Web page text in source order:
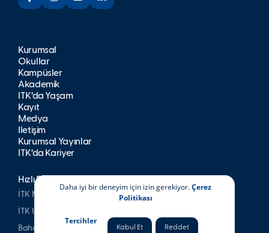
Kurumsal
Okullar
Kampüsler
Akademik
İTK’da Yaşam
Kayıt
Medya
İletişim
Kurumsal Yayınlar
İTK’da Kariyer
Hızlı Erişim
İTK Mezunları Derneği
İTK Uşakizade Köşkü
Bahattin Tatış Websitesi
Daha iyi bir deneyim için izin gerekiyor.Çerez
Politikası
Tercihler
Kabul Et Reddet